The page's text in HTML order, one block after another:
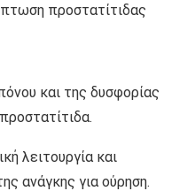
προστατίτιδας
και της δυσφορίας
λειτουργία και
ανάγκης για ούρηση.